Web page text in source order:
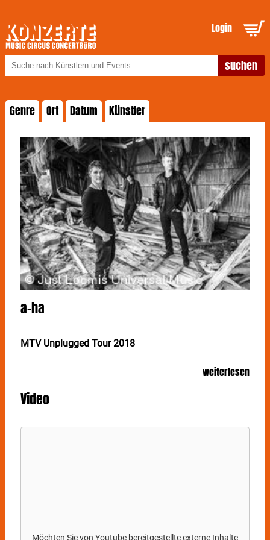
Login
Genre Ort Datum Künstler
a-ha
MTV Unplugged Tour 2018
A-HA haben den Akustik-Sound für sich entdeckt: Mit
seinem auf der Insel Giske vor der Küste Norwegens
nun auf Unplugged-Tour und präsentiert bekannte
Publikum aufgezeichnet wurden. Eine Premiere, denn
weiterlesen
Video
Möchten Sie von Youtubebereitgestellte externe Inhalte